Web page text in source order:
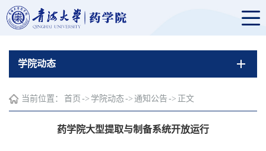
学院动态
当前位置： 首页 -> 学院动态-> 通知公告 -> 正文
药学院大型提取与制备系统开放运行